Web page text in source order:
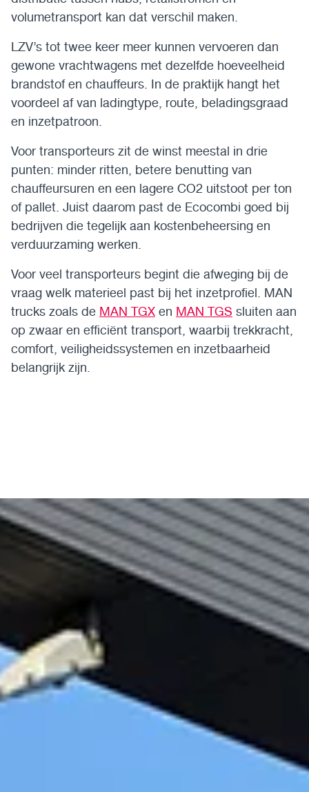
volumetransport kan dat verschil maken.
LZV’s tot twee keer meer kunnen vervoeren dan
gewone vrachtwagens met dezelfde hoeveelheid
brandstof en chauffeurs. In de praktijk hangt het
voordeel af van ladingtype, route, beladingsgraad
en inzetpatroon.
Voor transporteurs zit de winst meestal in drie
punten: minder ritten, betere benutting van
chauffeursuren en een lagere CO2 uitstoot per ton
of pallet. Juist daarom past de Ecocombi goed bij
bedrijven die tegelijk aan kostenbeheersing en
verduurzaming werken.
Voor veel transporteurs begint die afweging bij de
vraag welk materieel past bij het inzetprofiel. MAN
trucks zoals de MAN TGX en MAN TGS sluiten aan
op zwaar en efficiënt transport, waarbij trekkracht,
comfort, veiligheidssystemen en inzetbaarheid
belangrijk zijn.